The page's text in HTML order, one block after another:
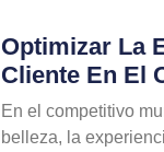
Optimizar La
Cliente En El
En el competitivo
belleza, la